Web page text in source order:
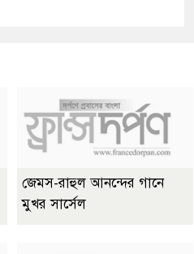
জেমস-রাহুল আনন্দের গানে
মুখর সার্সেল